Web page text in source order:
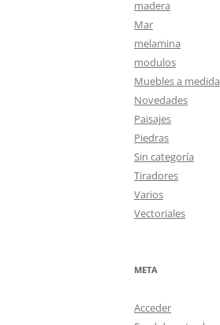
madera
Mar
melamina
modulos
Muebles a medida
Novedades
Paisajes
Piedras
Sin categoría
Tiradores
Varios
Vectoriales
META
Acceder